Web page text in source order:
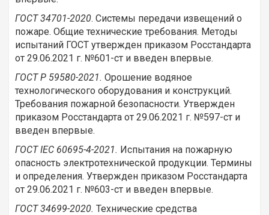
ГОСТ 34701-2020. Системы передачи извещений о
пожаре. Общие технические требования. Методы
испытаний ГОСТ утвержден приказом Росстандарта
от 29.06.2021 г. №601-ст и введен впервые.
ГОСТ Р 59580-2021. Орошение водяное
технологического оборудования и конструкций.
Требования пожарной безопасности. Утвержден
приказом Росстандарта от 29.06.2021 г. №597-ст и
введен впервые.
ГОСТ IEC 60695-4-2021. Испытания на пожарную
опасность электротехнической продукции. Термины
и определения. Утвержден приказом Росстандарта
от 29.06.2021 г. №603-ст и введен впервые.
ГОСТ 34699-2020. Технические средства